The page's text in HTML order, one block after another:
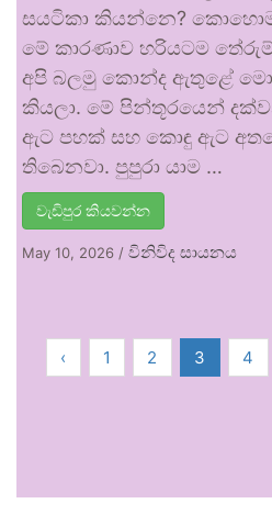
සයටිකා කියන්නෙ?
මේ කාරණාව හරියටම
අපි බලමු කොන්ද ඇතුළේ
කියලා. මේ පින්තූරයෙන්
ඇට පහක් සහ කොඳු ඇට
තිබෙනවා. පුපුරා යාම …
වැඩිපුර කියවන්න
May 10, 2026 / විනිවිද සායනය
‹ 1 2 3 4